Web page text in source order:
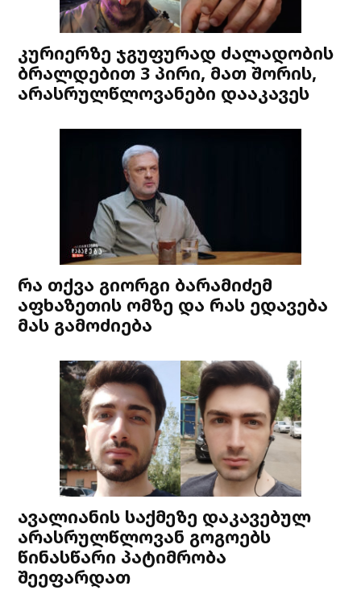
კურიერზე ჯგუფურად ძალადობის
ბრალდებით 3 პირი, მათ შორის,
არასრულწლოვანები დააკავეს
რა თქვა გიორგი ბარამიძემ
აფხაზეთის ომზე და რას ედავება
მას გამოძიება
ავალიანის საქმეზე დაკავებულ
არასრულწლოვან გოგოებს
წინასწარი პატიმრობა
შეეფარდათ